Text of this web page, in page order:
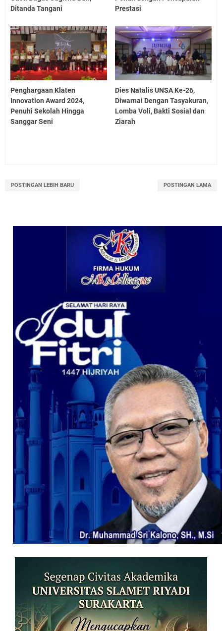
Ditanda Tangani
Prestasi
Penghargaan Klaten
Innovation Award 2024,
Penuhi Sekolah Hingga
Sanggar Seni
Dies Natalis UNSA Ke-26,
Diwarnai Dengan Tasyakuran,
Lomba Voli, Bakti Sosial dan
Ziarah
POSTINGAN LEBIH BARU POSTINGAN LAMA